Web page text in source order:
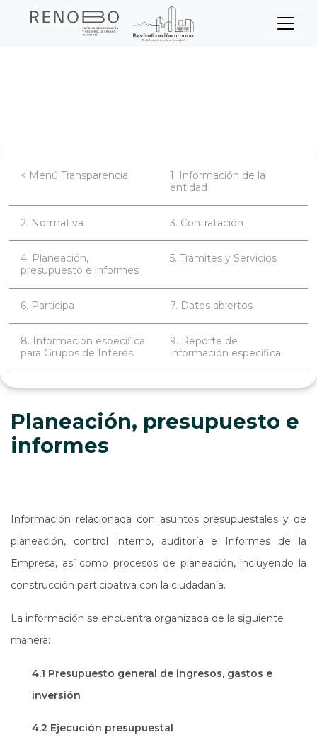
Sitio Web Empresa de
Transparencia
< Menú Transparencia
1. Información de la
entidad
2. Normativa 3. Contratación
4. Planeación,
presupuesto e informes
5. Trámites y Servicios
6. Participa 7. Datos abiertos
8. Información específica
para Grupos de Interés
9. Reporte de
información específica
Planeación, presupuesto e
informes
Información relacionada con asuntos presupuestales y de
planeación, control interno, auditoría e Informes de la
Empresa, así como procesos de planeación, incluyendo la
construcción participativa con la ciudadanía.
La información se encuentra organizada de la siguiente
manera:
4.1 Presupuesto general de ingresos, gastos e
inversión
4.2 Ejecución presupuestal